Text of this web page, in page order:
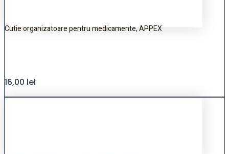
Cutie organizatoare pentru medicamente, APPEX
16,00 lei